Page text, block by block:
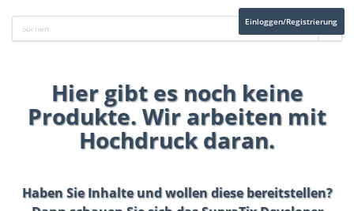
Einloggen/Registrierung
Hier gibt es noch keine
Produkte. Wir arbeiten mit
Hochdruck daran.
Haben Sie Inhalte und wollen diese bereitstellen?